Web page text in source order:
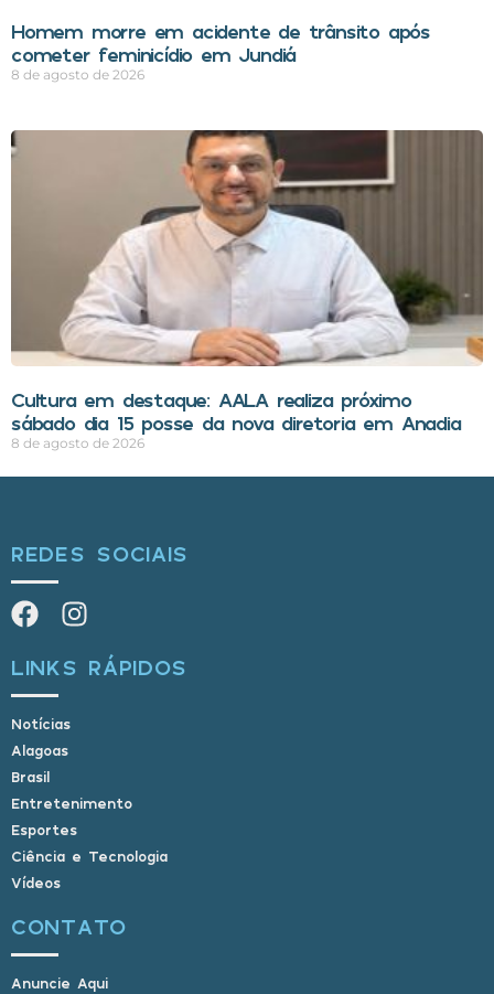
Homem morre em acidente de trânsito após
cometer feminicídio em Jundiá
8 de agosto de 2026
Cultura em destaque: AALA realiza próximo
sábado dia 15 posse da nova diretoria em Anadia
8 de agosto de 2026
REDES SOCIAIS
LINKS RÁPIDOS
Notícias
Alagoas
Brasil
Entretenimento
Esportes
Ciência e Tecnologia
Vídeos
CONTATO
Anuncie Aqui